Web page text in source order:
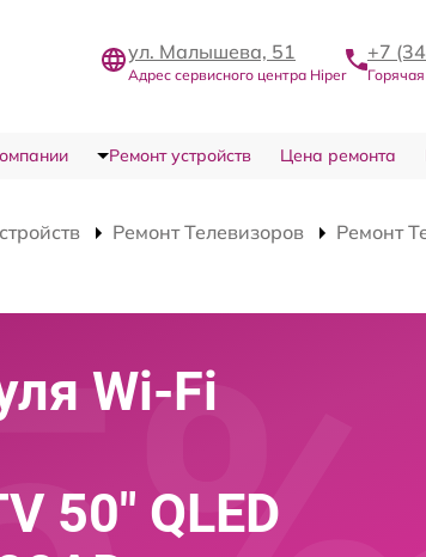
ул. Малышева, 51
Адрес сервисного центра Hiper
+7
Ремонт устройств Цена ремонта
Ремонт Телевизоров
Ремонт
Wi-Fi
50" QLED